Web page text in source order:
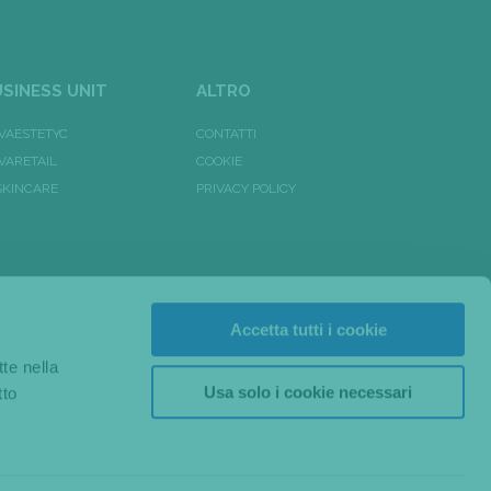
nella
Accetta tutti i cookie
Usa solo i cookie necessari
UNIT ALTRO
CONTATTI
COOKIE
PRIVACY POLICY